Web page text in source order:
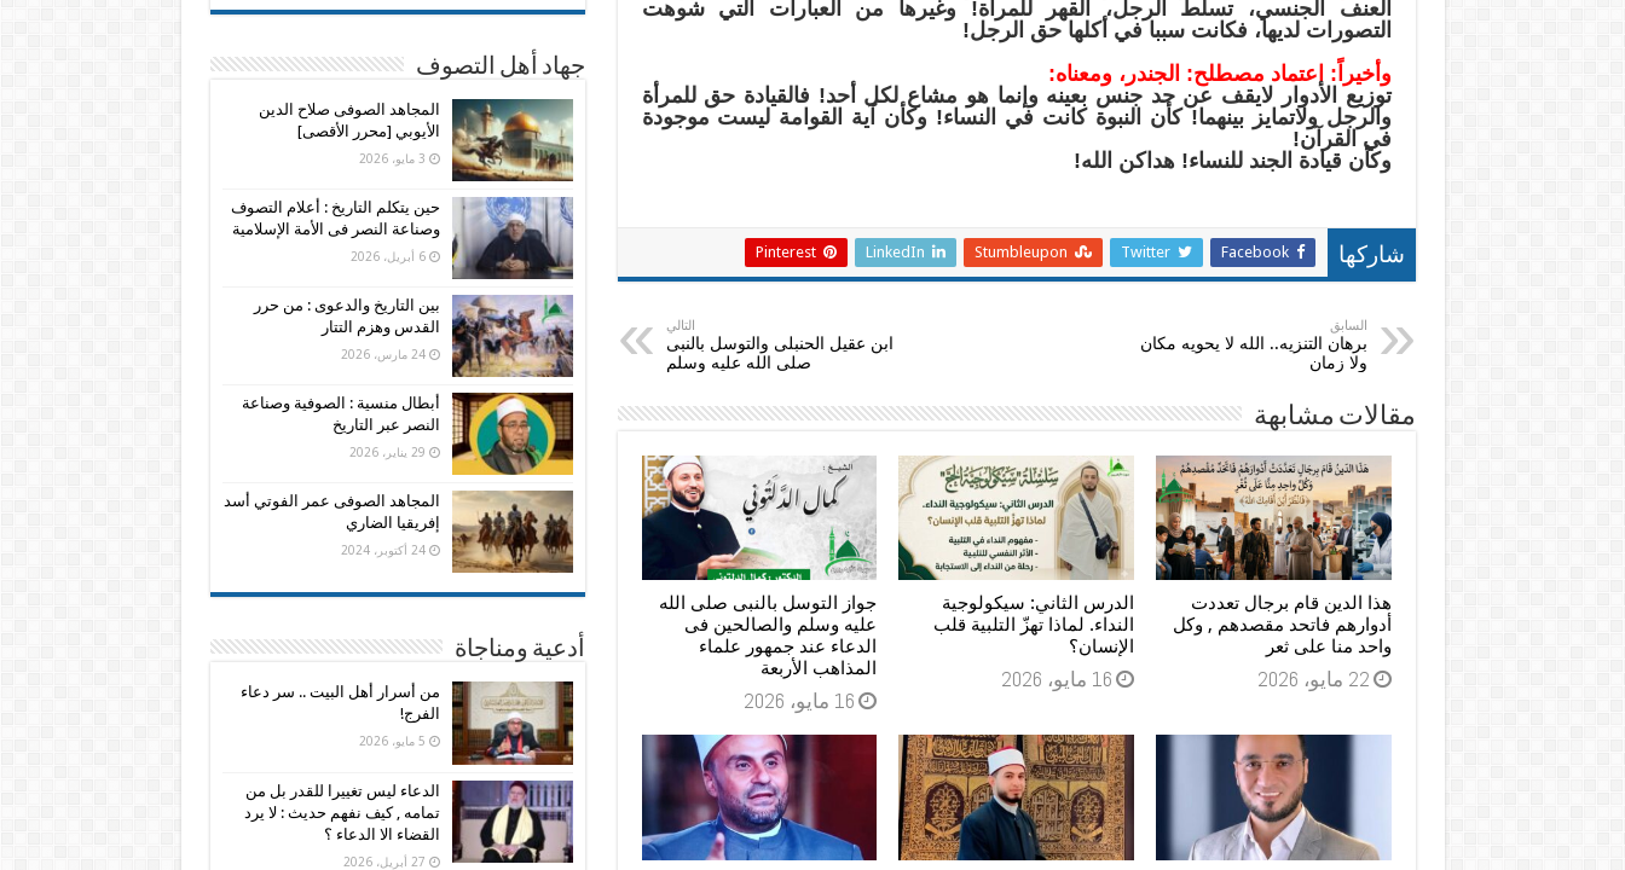
العنف الجنسي، تسلط الرجل، القهر للمرأة! وغيرها من العبارات التي شوهت
التصورات لديها، فكانت سببا في أكلها حق الرجل!
وأخيراً: اعتماد مصطلح: الجندر، ومعناه:
توزيع الأدوار لايقف عن حد جنس بعينه وإنما هو مشاع لكل أحد! فالقيادة حق للمرأة
والرجل ولاتمايز بينهما! كأن النبوة كانت في النساء! وكأن آية القوامة ليست موجودة
في القرآن!
وكأن قيادة الجند للنساء! هداكن الله!
شاركها Facebook
Twitter
Stumbleupon
LinkedIn
Pinterest
السابق
برهان التنزيه.. الله لا يحويه مكان
ولا زمان
التالي
ابن عقيل الحنبلى والتوسل بالنبى
صلى الله عليه وسلم
مقالات مشابهة
هذا الدين قام برجال تعددت
أدوارهم فاتحد مقصدهم , وكل
واحد منا على ثعر
22 مايو، 2026
الدرس الثاني: سيكولوجية
النداء. لماذا تهزّ التلبية قلب
الإنسان؟
16 مايو، 2026
جواز التوسل بالنبى صلى الله
عليه وسلم والصالحين فى
الدعاء عند جمهور علماء
المذاهب الأربعة
16 مايو، 2026
جهاد أهل التصوف
المجاهد الصوفى صلاح الدين
الأيوبي [محرر الأقصى]
3 مايو، 2026
حين يتكلم التاريخ : أعلام التصوف
وصناعة النصر فى الأمة الإسلامية
6 أبريل، 2026
بين التاريخ والدعوى : من حرر
القدس وهزم التتار
24 مارس، 2026
أبطال منسية : الصوفية وصناعة
النصر عبر التاريخ
29 يناير، 2026
المجاهد الصوفى عمر الفوتي أسد
إفريقيا الضاري
24 أكتوبر، 2024
أدعية ومناجاة
من أسرار أهل البيت .. سر دعاء
الفرج!
5 مايو، 2026
الدعاء ليس تغييرا للقدر بل من
تمامه , كيف نفهم حديث : لا يرد
القضاء الا الدعاء ؟
27 أبريل، 2026